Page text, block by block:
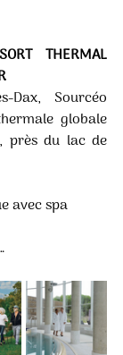
THERMAL
Dax, Sourcéo
globale
du lac de
avec spa